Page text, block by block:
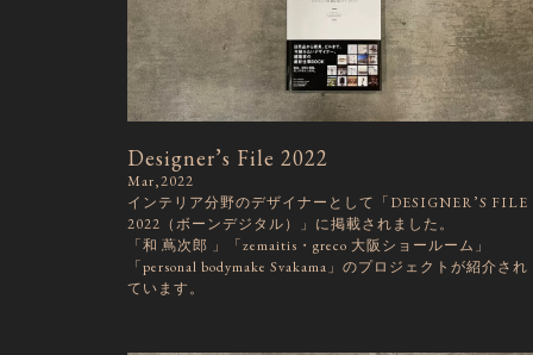
Designer’s File 2022
Mar,2022
インテリア分野のデザイナーとして「DESIGNER’S FILE
2022（ボーンデジタル）」に掲載されました。
「和 蔦次郎 」「zemaitis・greco 大阪ショールーム」
「personal bodymake Svakama」のプロジェクトが紹介され
ています。